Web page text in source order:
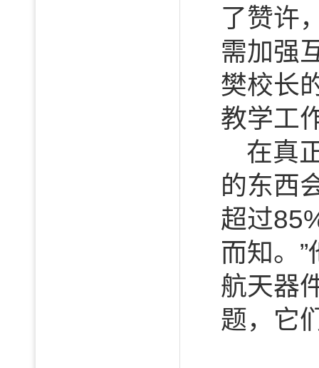
了赞许
需加强
樊校长
教学工
在真
的东西
超过
而知。
航天器
题，它